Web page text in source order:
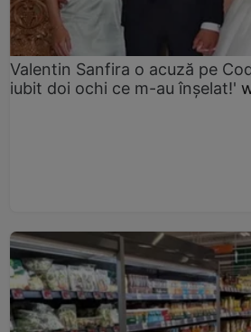
Valentin Sanfira o acuză pe
iubit doi ochi ce m-au înșelat!'